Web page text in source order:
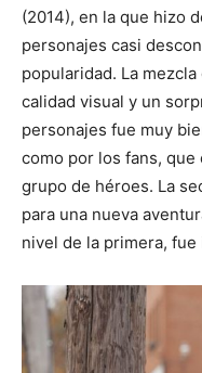
(2014), en la que hizo
personajes casi
popularidad. La
calidad visual y un
personajes fue muy
como por los fans,
grupo de héroes. La
para una nueva
nivel de la primera,